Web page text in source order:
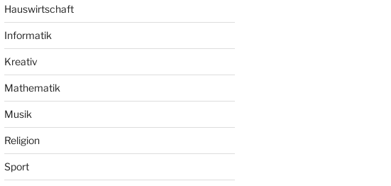
Hauswirtschaft
Informatik
Kreativ
Mathematik
Musik
Religion
Sport